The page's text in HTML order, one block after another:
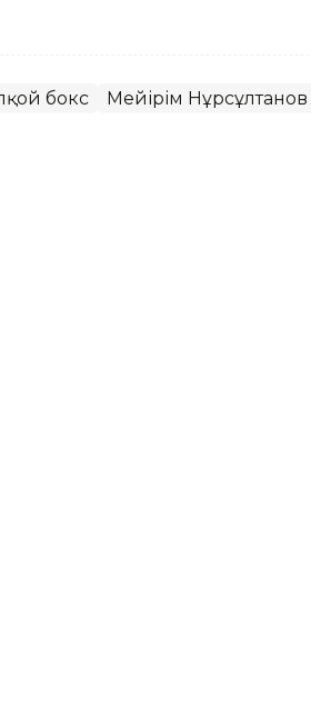
бокс Мейірім Нұрсұлтанов